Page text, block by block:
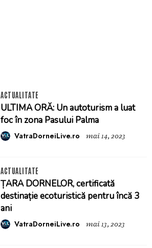
ACTUALITATE
ULTIMA ORĂ: Un autoturism a luat
foc în zona Pasului Palma
VatraDorneiLive.ro mai 14, 2023
ACTUALITATE
ȚARA DORNELOR, certificată
destinație ecoturistică pentru încă 3
ani
VatraDorneiLive.ro mai 13, 2023